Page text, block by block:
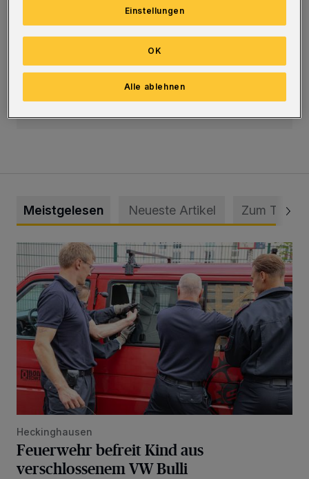
Aktuelle Infos zur Bobbycar-Challenge:
hier klicken!
Meistgelesen Neueste Artikel Zum Thema
Feuerwehr befreit Kind aus verschlossenem VW Bulli
Heckinghausen
Feuerwehr befreit Kind aus
verschlossenem VW Bulli
Einstellungen
Alle ablehnen
OK